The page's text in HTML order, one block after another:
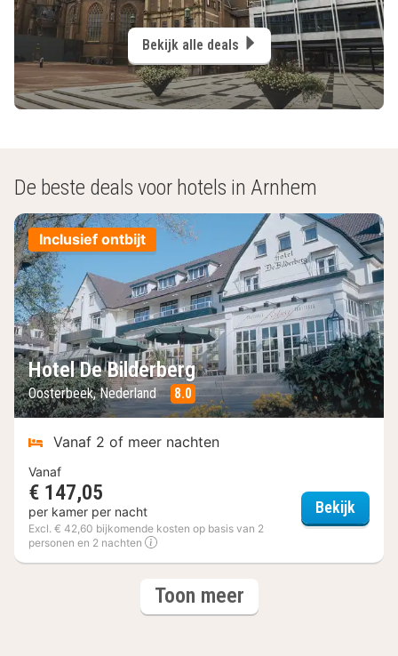
Bekijk alle deals
De beste deals voor hotels in Arnhem
Inclusief ontbijt
Hotel De Bilderberg
Oosterbeek, Nederland 8.0
Vanaf 2 of meer nachten
Vanaf
€ 147,05
per kamer per nacht
Excl. € 42,60 bijkomende kosten op basis van 2
personen en 2 nachten
Bekijk
Toon meerhotels